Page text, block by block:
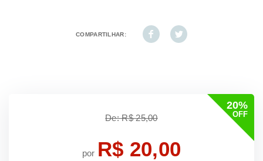
COMPARTILHAR:
20%
OFF
De: R$ 25,00
por R$ 20,00